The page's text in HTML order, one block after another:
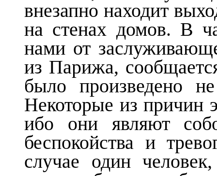
внезапно находит
на стенах домов. В
нами от
из Парижа,
было произведено
Некоторые из причин
ибо они являют
беспокойства и
случае один